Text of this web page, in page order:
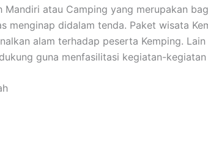
atau Camping yang merupakan
didalam tenda. Paket wisata
alam terhadap peserta Kemping.
guna menfasilitasi kegiatan-kegiatan